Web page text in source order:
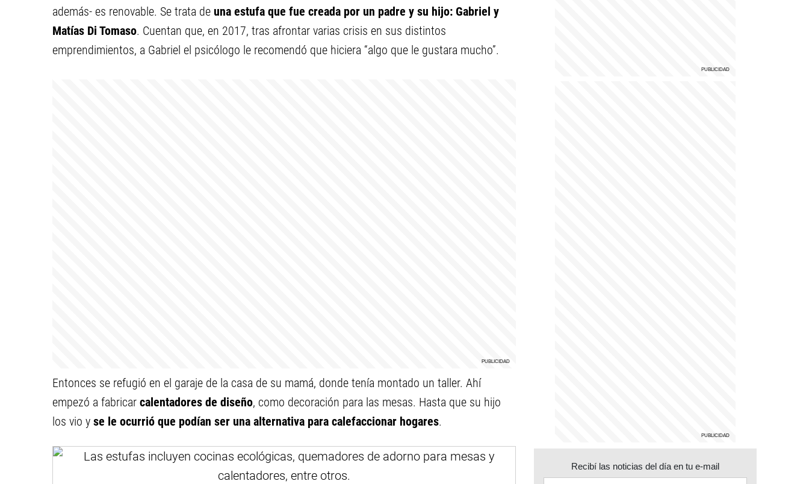
además- es renovable. Se trata de una estufa que fue creada por un padre y su hijo: Gabriel y
Matías Di Tomaso. Cuentan que, en 2017, tras afrontar varias crisis en sus distintos
emprendimientos, a Gabriel el psicólogo le recomendó que hiciera “algo que le gustara mucho”.
Entonces se refugió en el garaje de la casa de su mamá, donde tenía montado un taller. Ahí
empezó a fabricar calentadores de diseño, como decoración para las mesas. Hasta que su hijo
los vio y se le ocurrió que podían ser una alternativa para calefaccionar hogares.
Recibí las noticias del día en tu e-mail